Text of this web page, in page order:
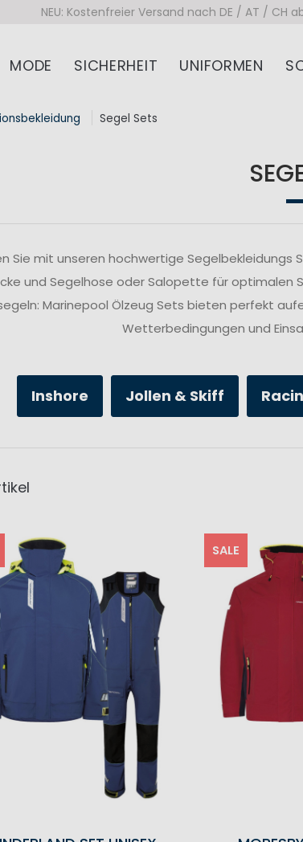
NEU: Kostenfreier Versand nach DE / AT / CH
MODE SICHERHEIT UNIFORMEN
Segel Sets
Sie mit unseren hochwertige Segelbekleidungs
und Segelhose oder Salopette für optimalen
Marinepool Ölzeug Sets bieten perfekt
Wetterbedingungen und
Inshore Jollen & Skiff
SALE